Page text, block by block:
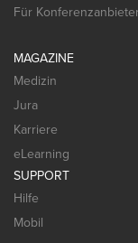
Für
MAGAZINE
Medizin
Jura
Karriere
eLearning
SUPPORT
Hilfe
Mobil